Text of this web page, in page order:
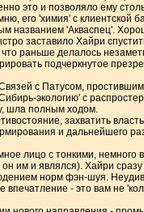
это и позволяло ему
его 'химия' с клиентской
названием 'Акваспец'.
заставило Хайри
раньше делалось
подчеркнутое
с Патусом,
экологию' с
шла полным ходом.
захватить
и дальнейшего
лицо с тонкими, немного
им и являлся). Хайри
норм фэн-шуя.
впечатление - это вам не